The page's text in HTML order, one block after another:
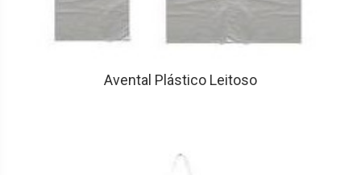
Avental Plástico Leitoso